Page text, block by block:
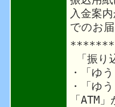
入金案
でのお
「振り
・「ゆ
・「ゆ
「ATM